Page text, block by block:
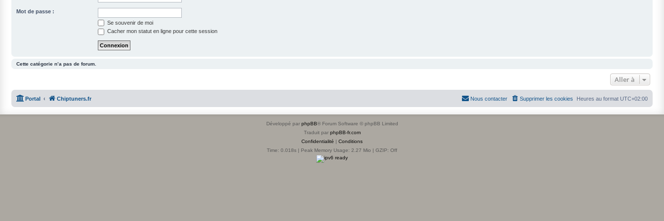
Mot de passe :
Se souvenir de moi
Cacher mon statut en ligne pour cette session
Cette catégorie n’a pas de forum.
Aller à
Portal Chiptuners.fr Heures au format UTC+02:00
Supprimer les cookies
Nous contacter
Développé par phpBB® Forum Software © phpBB Limited
Traduit par phpBB-fr.com
Confidentialité | Conditions
Time: 0.018s | Peak Memory Usage: 2.27 Mio | GZIP: Off